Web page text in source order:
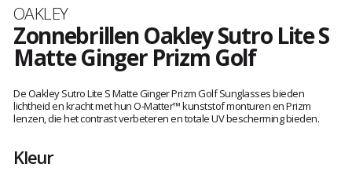
Merk
OAKLEY
Zonnebrillen Oakley Sutro Lite S
Matte Ginger Prizm Golf
oordeel
van
klanten
De Oakley Sutro Lite S Matte Ginger Prizm Golf Sunglasses bieden
lichtheid en kracht met hun O-Matter™ kunststof monturen en Prizm
lenzen, die het contrast verbeteren en totale UV bescherming bieden.
Kleur